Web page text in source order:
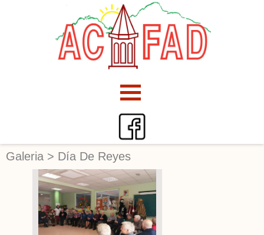
Galeria > Día De Reyes